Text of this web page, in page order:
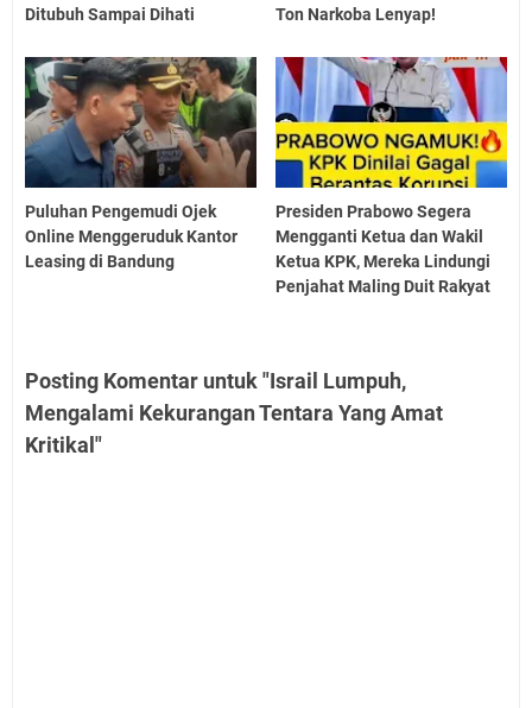
Ditubuh Sampai Dihati
Ton Narkoba Lenyap!
Puluhan Pengemudi Ojek
Online Menggeruduk Kantor
Leasing di Bandung
Presiden Prabowo Segera
Mengganti Ketua dan Wakil
Ketua KPK, Mereka Lindungi
Penjahat Maling Duit Rakyat
Posting Komentar untuk "Israil Lumpuh,
Mengalami Kekurangan Tentara Yang Amat
Kritikal"